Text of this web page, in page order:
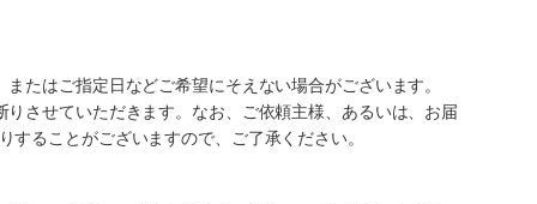
たはご指定日などご希望にそえない場合がございます。
させていただきます。なお、ご依頼主様、あるいは、お届
ることがございますので、ご了承ください。